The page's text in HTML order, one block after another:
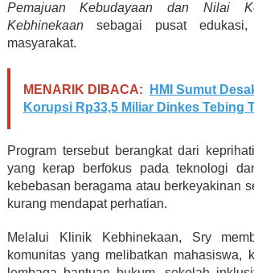
Pemajuan Kebudayaan dan Nilai
Kebhinekaansebagai pusat edukasi,
masyarakat.
MENARIK DIBACA:
HMI Sumut
Korupsi Rp33,5 Miliar Dinkes Tebing
Program tersebut berangkat dari
yang kerap berfokus pada teknologi
kebebasan beragama atau berkeyakinan
kurang mendapat perhatian.
Melalui Klinik Kebhinekaan, Sry
komunitas yang melibatkan mahasiswa,
Penembakan Tragis